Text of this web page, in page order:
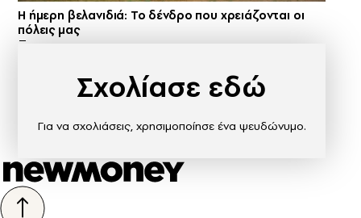
Η ήμερη βελανιδιά: Το δένδρο που χρειάζονται οι
πόλεις μας
Σχολίασε εδώ
Για να σχολιάσεις, χρησιμοποίησε ένα ψευδώνυμο.